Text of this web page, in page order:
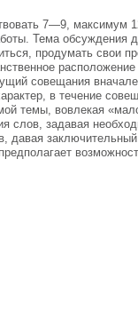
7—9, максимум
Тема обсуждения
продумать свои
совещания
в течение
темы, вовлекая
слов, задавая
давая